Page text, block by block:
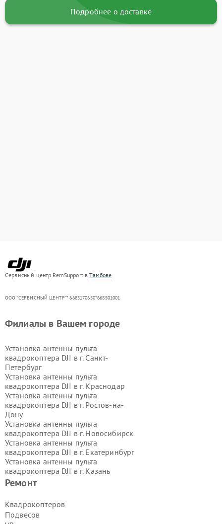
Подробнее о доставке
Сервисный центр RemSupport вТамбове
ООО "СЕРВИСНЫЙ ЦЕНТР"* 6685170650*668501001
Ремонт
Квадрокоптеров
Подвесов
Филиалы в Вашем городе
Установка антенны пульта
квадрокоптера DJI в г. Санкт-
Петербург
Установка антенны пульта
квадрокоптера DJI в г. Краснодар
Установка антенны пульта
квадрокоптера DJI в г. Ростов-на-
Дону
Установка антенны пульта
квадрокоптера DJI в г. Новосибирск
Установка антенны пульта
квадрокоптера DJI в г. Екатеринбург
Установка антенны пульта
квадрокоптера DJI в г. Казань
Установка антенны пульта
Установка антенны пульта
квадрокоптера DJI в г.
Установка антенны пульта